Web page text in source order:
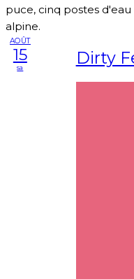
puce, cinq postes
alpine.
AOÛT
15
sa Dirty